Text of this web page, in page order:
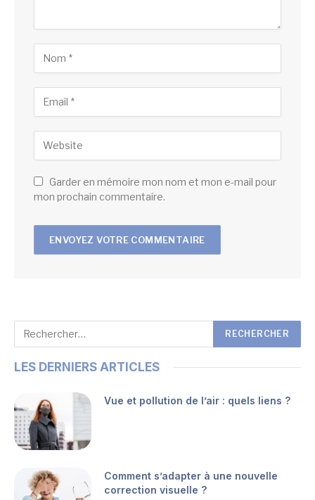
Garder en mémoire mon nom et mon e-mail pour
mon prochain commentaire.
LES DERNIERS ARTICLES
Vue et pollution de l’air : quels liens ?
Comment s’adapter à une nouvelle
correction visuelle ?